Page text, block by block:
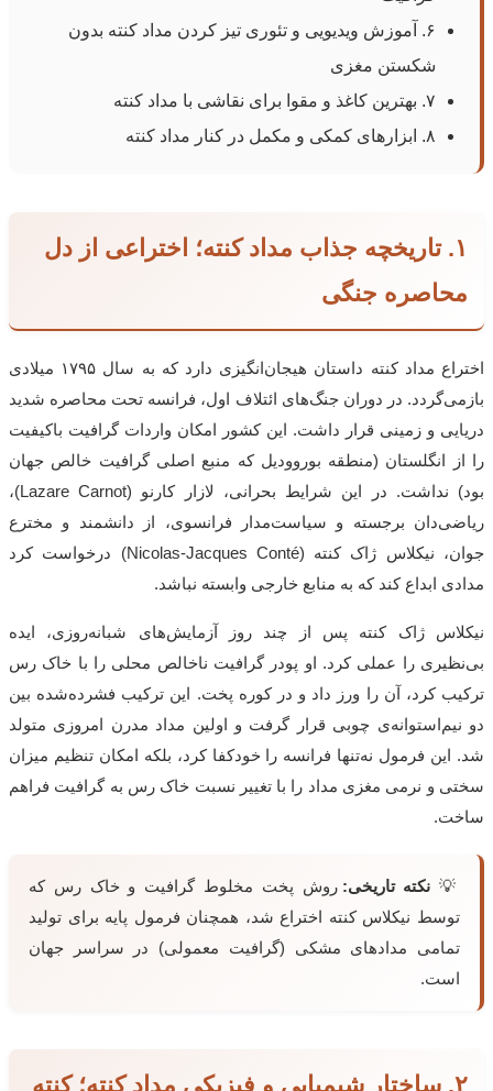
۶. آموزش ویدیویی و تئوری تیز کردن مداد کنته بدون
شکستن مغزی
۷. بهترین کاغذ و مقوا برای نقاشی با مداد کنته
۸. ابزارهای کمکی و مکمل در کنار مداد کنته
۱. تاریخچه جذاب مداد کنته؛ اختراعی از دل
محاصره جنگی
اختراع مداد کنته داستان هیجان‌انگیزی دارد که به سال ۱۷۹۵ میلادی
بازمی‌گردد. در دوران جنگ‌های ائتلاف اول، فرانسه تحت محاصره شدید
دریایی و زمینی قرار داشت. این کشور امکان واردات گرافیت باکیفیت
را از انگلستان (منطقه بوروودیل که منبع اصلی گرافیت خالص جهان
بود) نداشت. در این شرایط بحرانی، لازار کارنو (Lazare Carnot)،
ریاضی‌دان برجسته و سیاست‌مدار فرانسوی، از دانشمند و مخترع
جوان، نیکلاس ژاک کنته (Nicolas-Jacques Conté) درخواست کرد
مدادی ابداع کند که به منابع خارجی وابسته نباشد.
نیکلاس ژاک کنته پس از چند روز آزمایش‌های شبانه‌روزی، ایده
بی‌نظیری را عملی کرد. او پودر گرافیت ناخالص محلی را با خاک رس
ترکیب کرد، آن را ورز داد و در کوره پخت. این ترکیب فشرده‌شده بین
دو نیم‌استوانه‌ی چوبی قرار گرفت و اولین مداد مدرن امروزی متولد
شد. این فرمول نه‌تنها فرانسه را خودکفا کرد، بلکه امکان تنظیم میزان
سختی و نرمی مغزی مداد را با تغییر نسبت خاک رس به گرافیت فراهم
ساخت.
💡 نکته تاریخی: روش پخت مخلوط گرافیت و خاک رس که
توسط نیکلاس کنته اختراع شد، همچنان فرمول پایه برای تولید
تمامی مدادهای مشکی (گرافیت معمولی) در سراسر جهان
است.
۲. ساختار شیمیایی و فیزیکی مداد کنته؛ کنته